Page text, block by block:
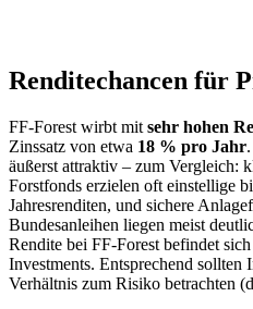
Renditechancen für
FF-Forest wirbt mit sehr hohen
Zinssatz von etwa 18 % pro Jahr
äußerst attraktiv – zum Vergleich:
Forstfonds erzielen oft einstellige
Jahresrenditen, und sichere
Bundesanleihen liegen meist
Rendite bei FF-Forest befindet
Investments. Entsprechend sollten
Verhältnis zum Risiko betrachten